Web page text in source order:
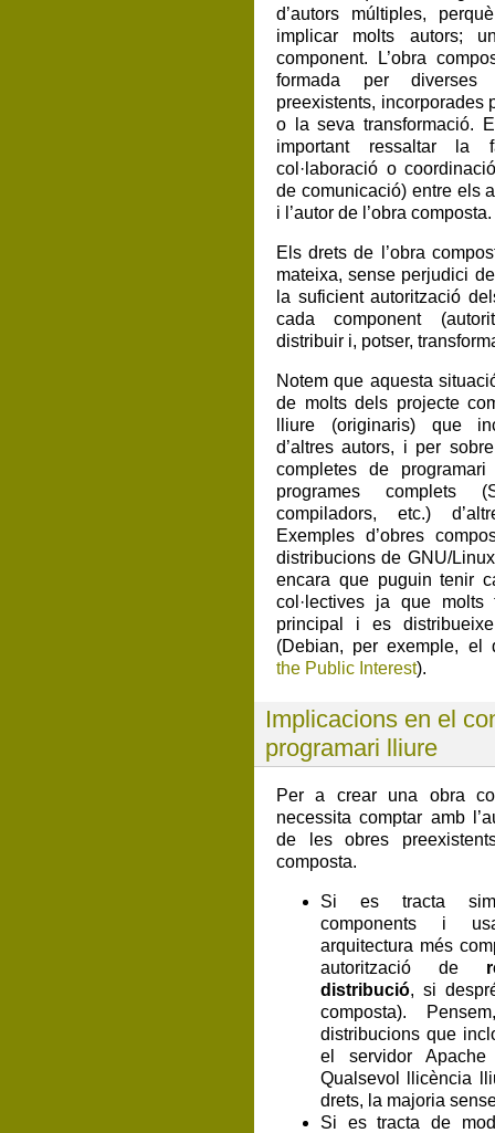
d’autors múltiples,
implicar molts autors;
component. L’obra
formada per diverses
preexistents, incorporades
o la seva transformació.
important ressaltar
col·laboració o
de comunicació) entre els
i l’autor de l’obra composta.
Els drets de l’obra
mateixa, sense perjudici
la suficient autorització
cada component
distribuir i, potser,
Notem que aquesta
de molts dels projecte
lliure (originaris) que
d’altres autors, i per
completes de
programes complets
compiladors, etc.)
Exemples d’obres
distribucions de GNU/
encara que puguin tenir
col·lectives ja que molts
principal i es
(Debian, per exemple, el
the Public Interest).
Implicacions en el
programari lliure
Per a crear una obra
necessita comptar amb
de les obres
composta.
Si es tracta
components i
arquitectura més
autorització de
distribució, si
composta).
distribucions que
el servidor
Qualsevol llicència
drets, la majoria
Si es tracta de